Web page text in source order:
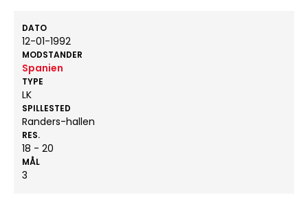
DATO
12-01-1992
MODSTANDER
Spanien
TYPE
LK
SPILLESTED
Randers-hallen
RES.
18 - 20
MÅL
3